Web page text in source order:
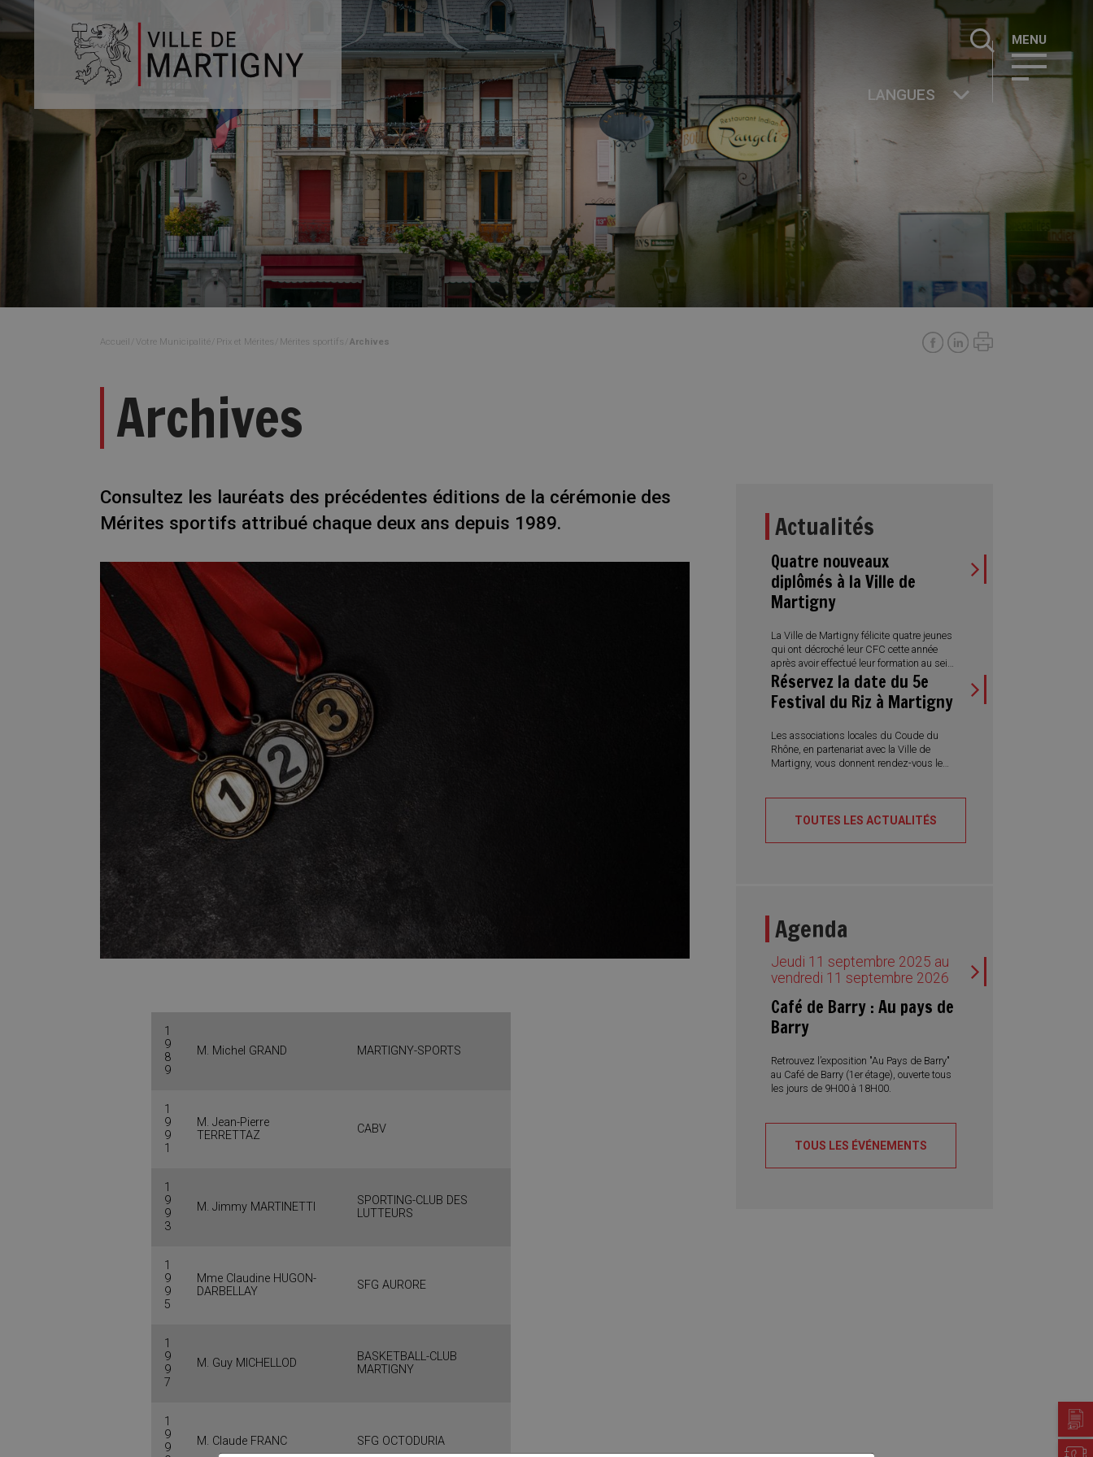
Rechercher :
Accueil Votre Municipalité Prix et Mérites Mérites sportifs Archives
Archives
Consultez les lauréats des précédentes éditions de la cérémonie des
Mérites sportifs attribué chaque deux ans depuis 1989.
1
9
8
9
M. Michel GRAND MARTIGNY-SPORTS
1
9
9
1
M. Jean-Pierre
TERRETTAZ
CABV
1
9
9
3
M. Jimmy MARTINETTI
SPORTING-CLUB DES
LUTTEURS
1
9
9
5
Mme Claudine HUGON-
DARBELLAY
SFG AURORE
1
9
9
7
M. Guy MICHELLOD
BASKETBALL-CLUB
MARTIGNY
1
9
9
M. Claude FRANC SFG OCTODURIA
Actualités
Quatre nouveaux
diplômés à la Ville de
Martigny
La Ville de Martigny félicite quatre jeunes
qui ont décroché leur CFC cette année
après avoir effectué leur formation au sein
de l’Administration municipale. Des
réussites qui illustrent aussi la diversité
des métiers proposés et l’engagement
professionnelle.
Réservez la date du 5e
Festival du Riz à Martigny
Les associations locales du Coude du
Rhône, en partenariat avec la Ville de
Martigny, vous donnent rendez-vous le
découvertes culinaires et des rencontres
monde entier, des desserts traditionnels,
TOUTES LES ACTUALITÉS
Agenda
Jeudi 11 septembre 2025 au
vendredi 11 septembre 2026
Café de Barry : Au pays de
Barry
Retrouvez l’exposition "Au Pays de Barry"
au Café de Barry (1er étage), ouverte tous
les jours de 9H00 à 18H00.
TOUS LES ÉVÉNEMENTS